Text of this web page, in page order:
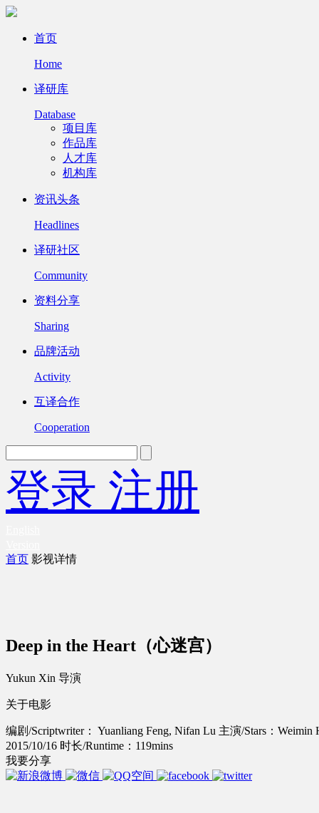
首页
Home
译研库
Database
项目库
作品库
人才库
机构库
资讯头条
Headlines
译研社区
Community
资料分享
Sharing
品牌活动
Activity
互译合作
Cooperation
登录 注册
首页 影视详情
Deep in the Heart（心迷宫）
Yukun Xin 导演
关于电影
编剧/Scriptwriter： Yuanliang Feng, Nifan Lu 主演/Stars：Weimin
2015/10/16 时长/Runtime：119mins
我要分享